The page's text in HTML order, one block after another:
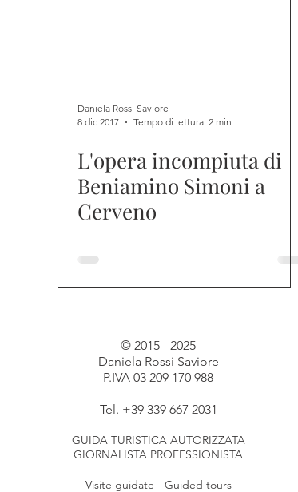
Daniela Rossi Saviore
8 dic 2017
Tempo di lettura: 2 min
L'opera incompiuta di
Beniamino Simoni a
Cerveno
© 2015 - 2025
Daniela Rossi Saviore
P.IVA 03 209 170 988
Tel. +39 339 667 2031
GUIDA TURISTICA AUTORIZZATA
GIORNALISTA PROFESSIONISTA
Visite guidate - Guided tours